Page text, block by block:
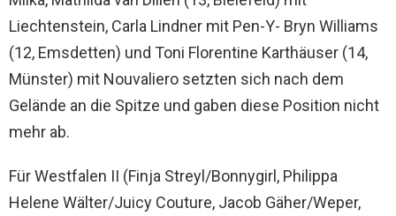
Liechtenstein, Carla Lindner mit Pen-Y- Bryn Williams
(12, Emsdetten) und Toni Florentine Karthäuser (14,
Münster) mit Nouvaliero setzten sich nach dem
Gelände an die Spitze und gaben diese Position nicht
mehr ab.
Für Westfalen II (Finja Streyl/Bonnygirl, Philippa
Helene Wälter/Juicy Couture, Jacob Gäher/Weper,